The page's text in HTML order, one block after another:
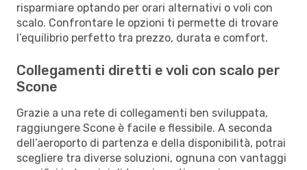
risparmiare optando per orari alternativi o voli con
scalo. Confrontare le opzioni ti permette di trovare
l’equilibrio perfetto tra prezzo, durata e comfort.
Collegamenti diretti e voli con scalo per
Scone
Grazie a una rete di collegamenti ben sviluppata,
raggiungere Scone è facile e flessibile. A seconda
dell’aeroporto di partenza e della disponibilità, potrai
scegliere tra diverse soluzioni, ognuna con vantaggi